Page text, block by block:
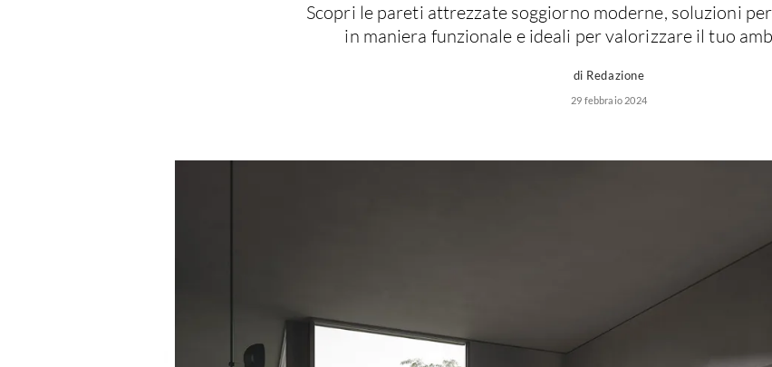
Scopri le pareti attrezzate soggiorno moderne, soluzioni
in maniera funzionale e ideali per valorizzare il tuo
di Redazione
29 febbraio 2024